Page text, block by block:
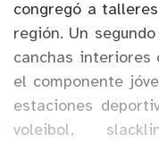
congregó a
región. Un
canchas interiores
el componente
estaciones
voleibol,